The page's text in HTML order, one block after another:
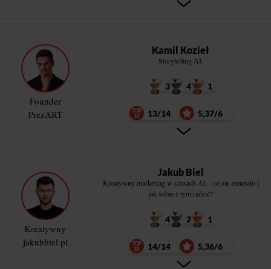
Founder
PrezART
Kamil Kozieł
Storytelling AI.
3 4 1
13/14 5,37/6
Kreatywny
jakubbiel.pl
Jakub Biel
Kreatywny marketing w czasach AI – co się zmieniło i
jak sobie z tym radzić?
4 2 1
14/14 5,36/6